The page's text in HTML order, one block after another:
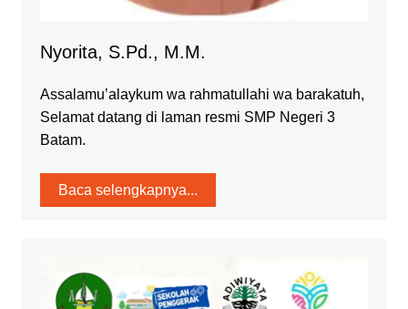
Nyorita, S.Pd., M.M.
Assalamu’alaykum wa rahmatullahi wa barakatuh,
Selamat datang di laman resmi SMP Negeri 3
Batam.
Baca selengkapnya...